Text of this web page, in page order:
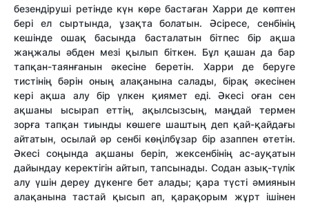
безендіруші ретінде күн көре бастаған Харри де көптен
бері ел сыртында, ұзақта болатын. Әсіресе, сенбінің
кешінде ошақ басында басталатын бітпес бір ақша
жаңжалы әбден мезі қылып біткен. Бұл қашан да бар
тапқан-таянғанын әкесіне беретін. Харри де беруге
тистінің бәрін оның алақанына салады, бірақ әкесінен
кері ақша алу бір үлкен қиямет еді. Әкесі оған сен
ақшаны ысырап еттің, ақылсызсың, маңдай термен
зорға тапқан тиынды көшеге шаштың деп қай-қайдағы
айтатын, осылай әр сенбі көңілбұзар бір азаппен өтетін.
Әкесі соңында ақшаны беріп, жексенбінің ас-ауқатын
дайындау керектігін айтып, тапсынады. Содан азық-түлік
алу үшін дереу дүкенге бет алады; қара түсті әмиянын
алақанына тастай қысып ап, қарақорым жұрт ішінен